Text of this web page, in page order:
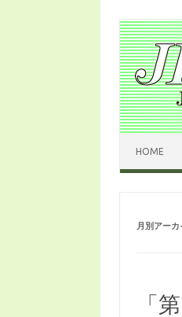
HOME
月別アーカ
「